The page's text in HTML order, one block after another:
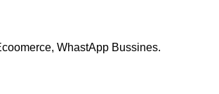
WhastApp Bussines.